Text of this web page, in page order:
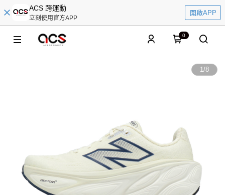
ACS 跨運動
立刻使用官方APP
開啟APP
0
1/8